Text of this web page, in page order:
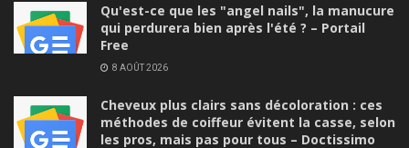
Qu'est-ce que les "angel nails", la manucure
qui perdurera bien après l'été ? – Portail
Free
8 AOÛT 2026
Cheveux plus clairs sans décoloration : ces
méthodes de coiffeur évitent la casse, selon
les pros, mais pas pour tous – Doctissimo